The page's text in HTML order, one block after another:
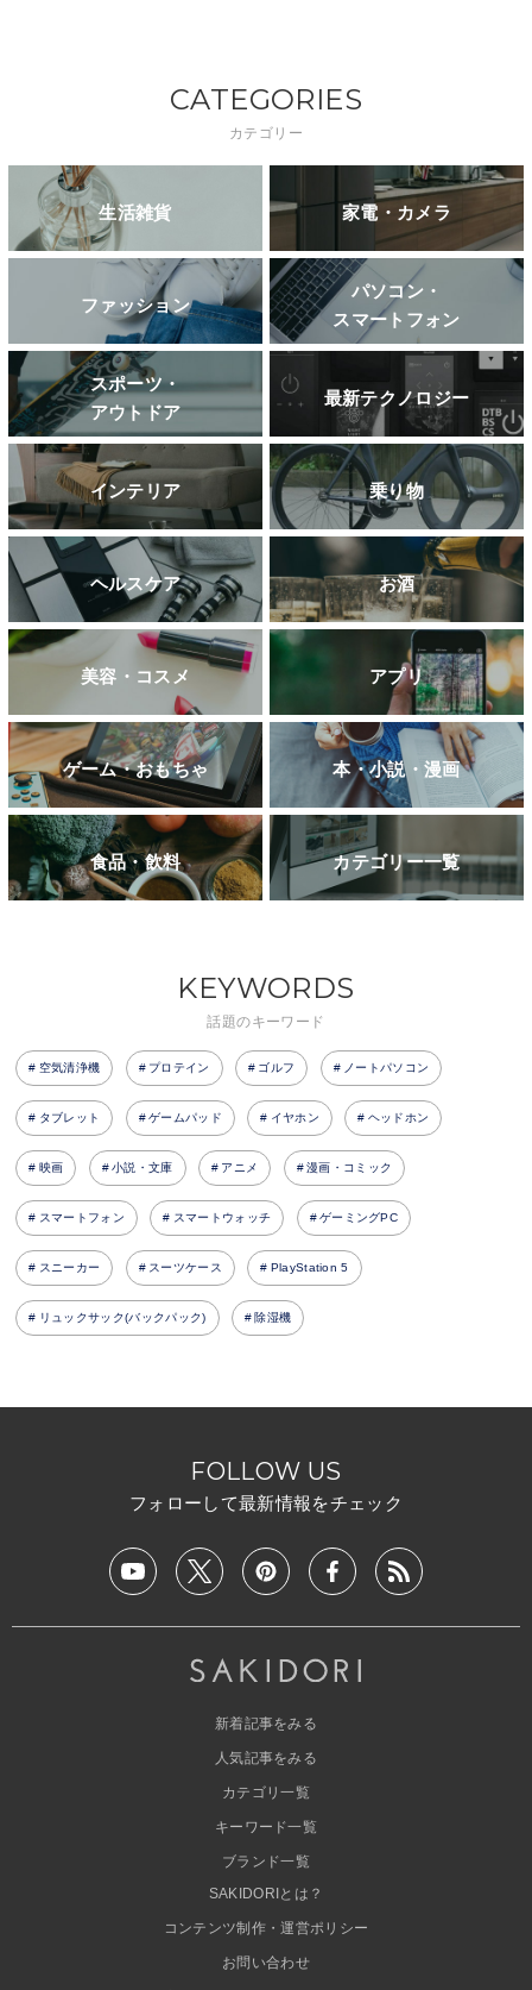
CATEGORIES
カテゴリー
生活雑貨 家電・カメラ
ファッション
パソコン・
スマートフォン
スポーツ・
アウトドア
最新テクノロジー
インテリア 乗り物
ヘルスケア お酒
美容・コスメ アプリ
ゲーム・おもちゃ 本・小説・漫画
食品・飲料 カテゴリー一覧
KEYWORDS
話題のキーワード
空気清浄機 プロテイン ゴルフ ノートパソコン
タブレット ゲームパッド イヤホン ヘッドホン
映画 小説・文庫 アニメ 漫画・コミック
スマートフォン スマートウォッチ ゲーミングPC
スニーカー スーツケース PlayStation 5
リュックサック(バックパック) 除湿機
FOLLOW US
フォローして最新情報をチェック
新着記事をみる
人気記事をみる
カテゴリ一覧
キーワード一覧
ブランド一覧
SAKIDORIとは？
コンテンツ制作・運営ポリシー
お問い合わせ